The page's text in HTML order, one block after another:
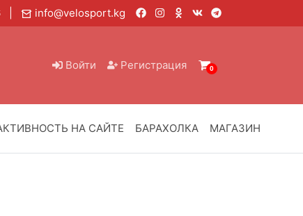
| info@velosport.kg
Войти Регистрация 0
НА САЙТЕ БАРАХОЛКА МАГАЗИН